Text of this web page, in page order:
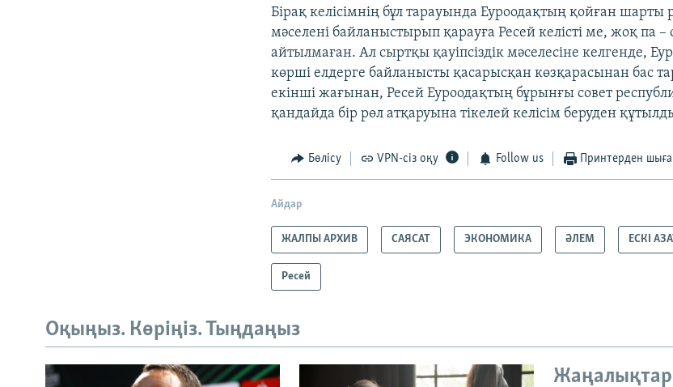
Бірақ келісімнің бұл тарауында Еуроодақтың қойған шарты
мәселені байланыстырып қарауға Ресей келісті ме, жоқ па
айтылмаған. Ал сыртқы қауіпсіздік мәселесіне келгенде,
көрші елдерге байланысты қасарысқан көзқарасынан бас
екінші жағынан, Ресей Еуроодақтың бұрынғы совет
қандайда бір рөл атқаруына тікелей келісім беруден
Бөлісу VPN-сіз оқу Follow us Принтерден
Айдар
ЖАЛПЫ АРХИВ САЯСАТ ЭКОНОМИКА ӘЛЕМ ЕСКІ
Ресей
Оқыңыз. Көріңіз. Тыңдаңыз
Жаңалықтар